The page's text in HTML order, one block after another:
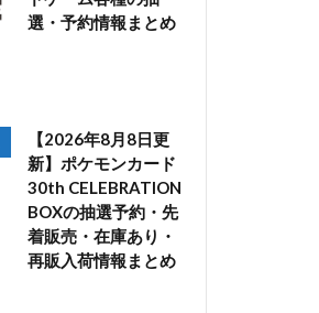
選・予約情報まとめ
【2026年8月8日更
新】ポケモンカード
30th CELEBRATION
BOXの抽選予約・先
着販売・在庫あり・
再販入荷情報まとめ